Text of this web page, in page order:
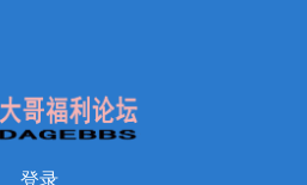
登录